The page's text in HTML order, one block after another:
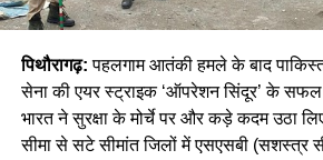
पिथौरागढ़: पहलगाम आतंकी हमले के बाद
सेना की एयर स्ट्राइक ‘ऑपरेशन सिंदूर’ के
भारत ने सुरक्षा के मोर्चे पर और कड़े कदम उठा
सीमा से सटे सीमांत जिलों में एसएसबी (सशस्त्र